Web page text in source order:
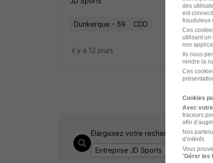
Dunkerque - 59 CDD
il y a 12 jours
Élargissez votre recherche chezJD
Entreprise JD Sports Emploi
des
est
frauduleux
Ces
utilisant un
nos
Ils nous
rendre la
Ces
Cookies
Avec
traceurs
afin
Nos
d’intérêt.
Vous
"Gérer les